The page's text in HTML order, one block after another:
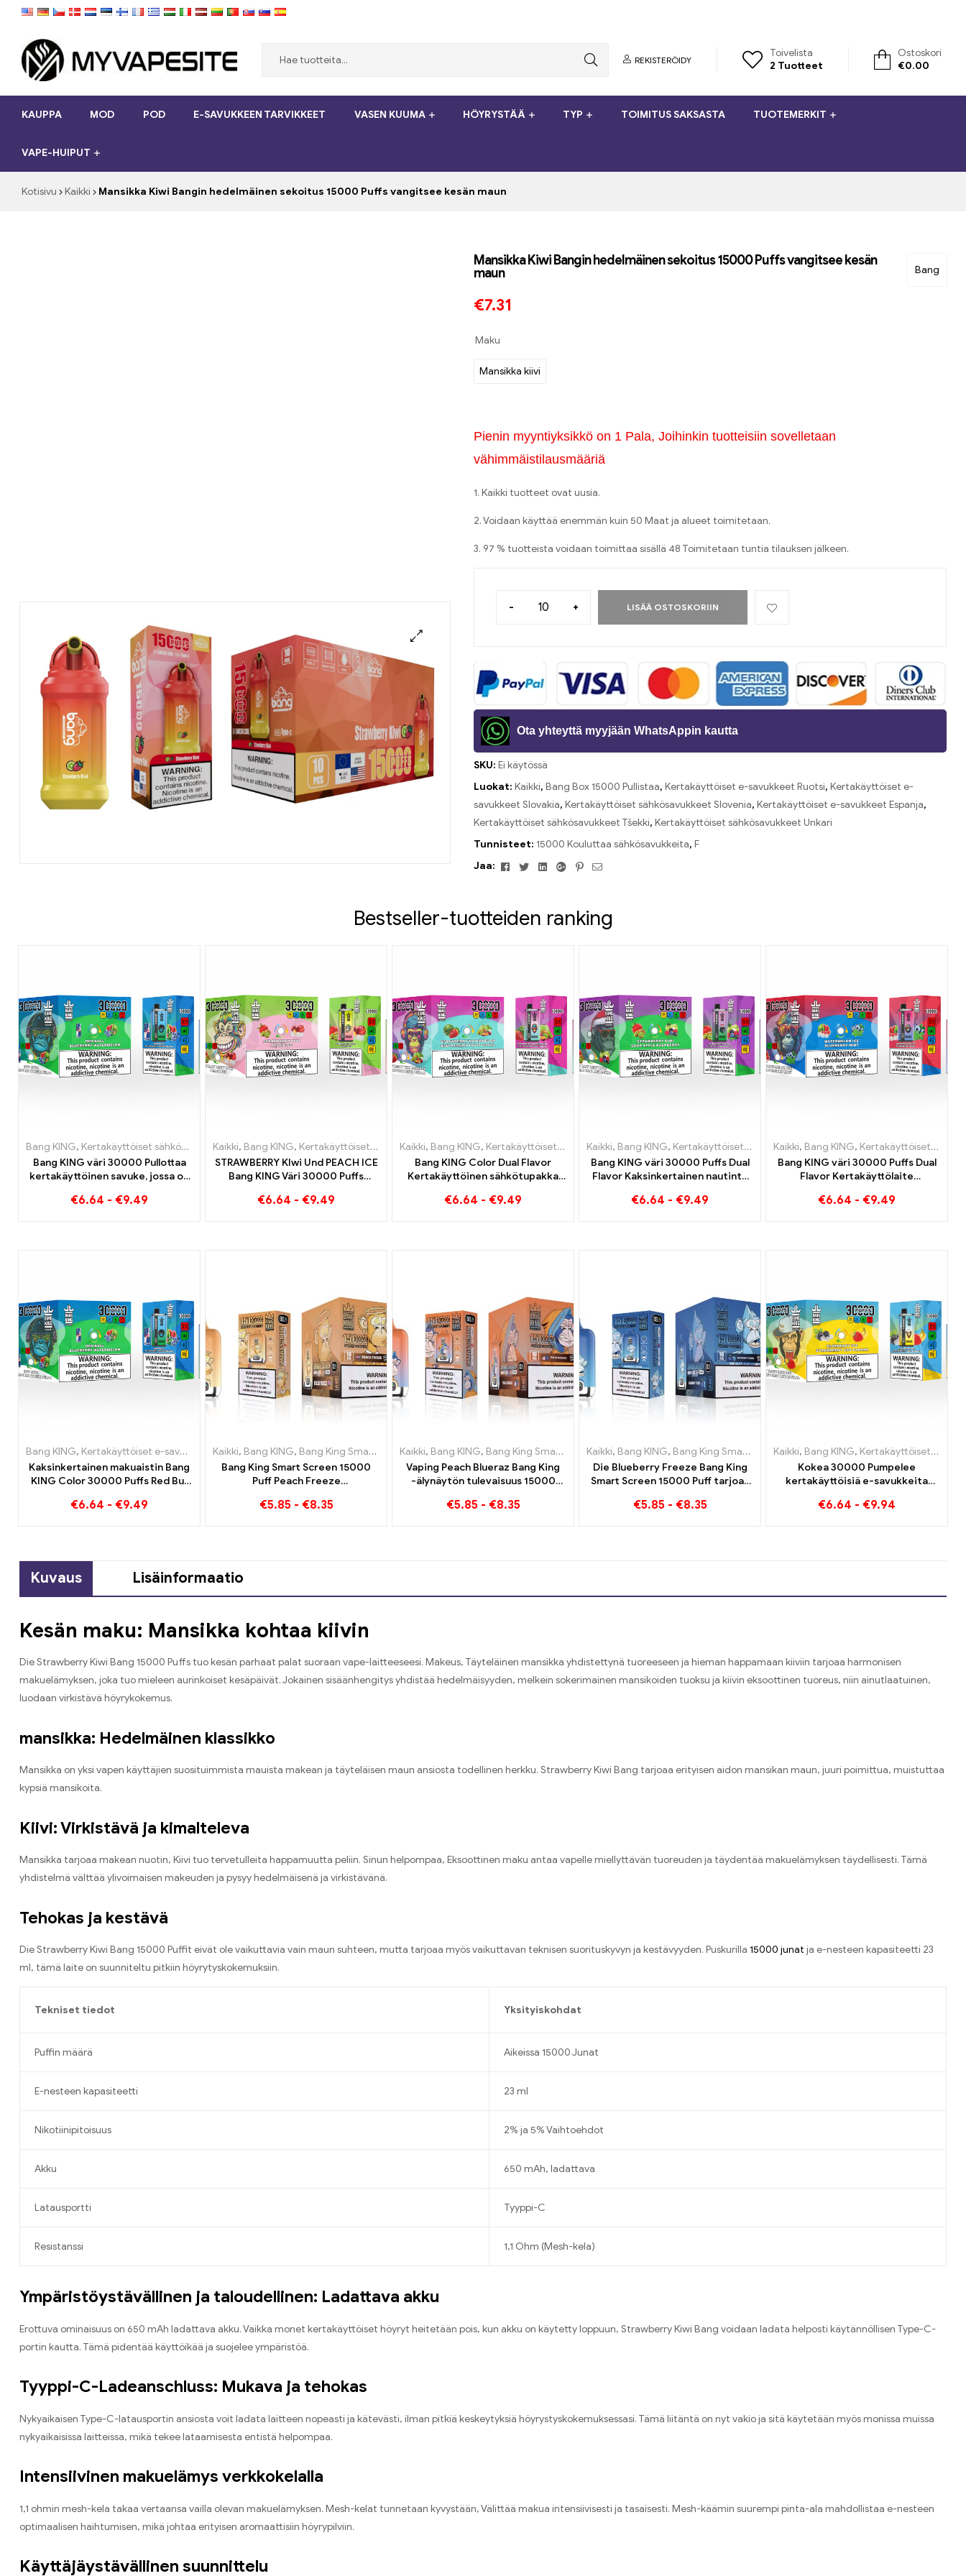
Myvapesite.de
savukkeet
halpaa
verkossa
REKISTERÖIDY
Toivelista
2 Tuotteet
Ostoskori
€0.00
KAUPPA MOD POD E-SAVUKKEEN TARVIKKEET VASEN KUUMA HÖYRYSTÄÄ TYP TOIMITUS SAKSASTA TUOTEMERKIT
VAPE-HUIPUT
Kotisivu Kaikki Mansikka Kiwi Bangin hedelmäinen sekoitus 15000 Puffs vangitsee kesän maun
Bang
Mansikka Kiwi Bangin hedelmäinen sekoitus 15000 Puffs vangitsee kesän
maun
€7.31
Maku
Mansikka kiivi
Pienin myyntiyksikkö on 1 Pala, Joihinkin tuotteisiin sovelletaan
vähimmäistilausmääriä
1. Kaikki tuotteet ovat uusia.
2. Voidaan käyttää enemmän kuin 50 Maat ja alueet toimitetaan.
3. 97 % tuotteista voidaan toimittaa sisällä 48 Toimitetaan tuntia tilauksen jälkeen.
- + LISÄÄ OSTOSKORIIN
Ota yhteyttä myyjään WhatsAppin kautta
SKU:Ei käytössä
Luokat:Kaikki,Bang Box 15000 Pullistaa,Kertakäyttöiset e-savukkeet Ruotsi,Kertakäyttöiset e-
savukkeet Slovakia,Kertakäyttöiset sähkösavukkeet Slovenia,Kertakäyttöiset e-savukkeet Espanja,
Kertakäyttöiset sähkösavukkeet Tšekki,Kertakäyttöiset sähkösavukkeet Unkari
Tunnisteet: 15000 Kouluttaa sähkösavukkeita,F
Jaa:
FacebookViserrysLinkedinGoogle+Pinterest
Sähköposti
Bestseller-tuotteiden ranking
Bang KING, Kertakäyttöiset sähkösavukkeet Liettua , Kertakäyttöiset sähkösavukkeet Luxemburg,Kertakäyttöiset sähkösavukkeet Alankomaat,Kertakäyttöiset e-savukkeet Itävalta,Kertakäyttöiset e-
Bang KING väri 30000 Pullottaa
kertakäyttöinen savuke, jossa on
Watermelon Bubble Gum Sweet
€6.64 - €9.49
Kaikki, Bang KING, Kertakäyttöiset sähkösavukkeet Liettua , Kertakäyttöiset sähkösavukkeet Luxemburg,Kertakäyttöiset sähkösavukkeet Alankomaat,
STRAWBERRY KIwi Und PEACH ICE
Bang KING Väri 30000 Puffs
Kaksinkertainen maku
€6.64 - €9.49
Kaikki, Bang KING, Kertakäyttöiset sähkösavukkeet Liettua , Kertakäyttöiset sähkösavukkeet Luxemburg,Kertakäyttöiset
Bang KING Color Dual Flavor
Kertakäyttöinen sähkötupakka
Strawberry Watermelonilla ja Kiwi
€6.64 - €9.49
Kaikki, Bang KING, Kertakäyttöiset sähkösavukkeet Liettua , Kertakäyttöiset
Bang KING väri 30000 Puffs Dual
Flavor Kaksinkertainen nautinto
omenavadelman kanssa
€6.64 - €9.49
Kaikki, Bang KING, Kertakäyttöiset sähkösavukkeet Liettua
Bang KING väri 30000 Puffs Dual
Flavor Kertakäyttölaite
vadelmaa ja persikkamango-
€6.64 - €9.49
Bang KING, Kertakäyttöiset e-savukkeet ,Kertakäyttöiset sähkösavukkeet Liettua ,Kertakäyttöiset sähkösavukkeet Luxemburg,Kertakäyttöiset sähkösavukkeet Alankomaat,Kertakäyttöiset e-savukkeet
Kaksinkertainen makuaistin Bang
KING Color 30000 Puffs Red Bull
Pumputtaa kertakäyttöistä e-
€6.64 - €9.49
Kaikki, Bang KING, Bang King Smart Screen 15000 Pullistaa , Kertakäyttöiset sähkösavukkeet Liettua, Kertakäyttöiset sähkösavukkeet Luxemburg,Kertakäyttöiset
Bang King Smart Screen 15000
Puff Peach Freeze
€5.85 - €8.35
Kaikki, Bang KING, Bang King Smart Screen 15000 Pullistaa , Kertakäyttöiset sähkösavukkeet Liettua, Kertakäyttöiset
Vaping Peach Blueraz Bang King
-älynäytön tulevaisuus 15000
€5.85 - €8.35
Kaikki, Bang KING, Bang King Smart Screen 15000 Pullistaa , Kertakäyttöiset
Die Blueberry Freeze Bang King
Smart Screen 15000 Puff tarjoaa
€5.85 - €8.35
Kaikki, Bang KING, Kertakäyttöiset sähkösavukkeet Liettua
Kokea 30000 Pumpelee
kertakäyttöisiä e-savukkeita
kohtaa mansikkabanaanin Bang
€6.64 - €9.94
Kuvaus Lisäinformaatio
Kesän maku: Mansikka kohtaa kiivin
Die Strawberry Kiwi Bang 15000 Puffs tuo kesän parhaat palat suoraan vape-laitteeseesi. Makeus, Täyteläinen mansikka yhdistettynä tuoreeseen ja hieman happamaan kiiviin tarjoaa harmonisen
makuelämyksen, joka tuo mieleen aurinkoiset kesäpäivät.Jokainen sisäänhengitys yhdistää hedelmäisyyden, melkein sokerimainen mansikoiden tuoksu ja kiivin eksoottinen tuoreus, niin ainutlaatuinen,
luodaan virkistävä höyrykokemus.
mansikka: Hedelmäinen klassikko
Mansikka on yksi vapen käyttäjien suosituimmista mauista makean ja täyteläisen maun ansiosta todellinen herkku. Strawberry Kiwi Bang tarjoaa erityisen aidon mansikan maun, juuri poimittua, muistuttaa
kypsiä mansikoita.
Kiivi:Virkistävä ja kimalteleva
Mansikka tarjoaa makean nuotin, Kiivi tuo tervetulleita happamuutta peliin. Sinun helpompaa, Eksoottinen maku antaa vapelle miellyttävän tuoreuden ja täydentää makuelämyksen täydellisesti. Tämä
yhdistelmä välttää ylivoimaisen makeuden ja pysyy hedelmäisenä ja virkistävänä.
Tehokas ja kestävä
Die Strawberry Kiwi Bang 15000 Puffit eivät ole vaikuttavia vain maun suhteen, mutta tarjoaa myös vaikuttavan teknisen suorituskyvyn ja kestävyyden. Puskurilla 15000 junat ja e-nesteen kapasiteetti 23
ml, tämä laite on suunniteltu pitkiin höyrytyskokemuksiin.
Tekniset tiedot Yksityiskohdat
Puffin määrä Aikeissa 15000 Junat
E-nesteen kapasiteetti 23 ml
Nikotiinipitoisuus 2% ja 5% Vaihtoehdot
Akku 650 mAh, ladattava
Latausportti Tyyppi-C
Resistanssi 1,1 Ohm (Mesh-kela)
Ympäristöystävällinen ja taloudellinen: Ladattava akku
Erottuva ominaisuus on 650 mAh ladattava akku.Vaikka monet kertakäyttöiset höyryt heitetään pois, kun akku on käytetty loppuun, Strawberry Kiwi Bang voidaan ladata helposti käytännöllisen Type-C-
portin kautta. Tämä pidentää käyttöikää ja suojelee ympäristöä.
Tyyppi-C-Ladeanschluss: Mukava ja tehokas
Nykyaikaisen Type-C-latausportin ansiosta voit ladata laitteen nopeasti ja kätevästi, ilman pitkiä keskeytyksiä höyrystyskokemuksessasi. Tämä liitäntä on nyt vakio ja sitä käytetään myös monissa muissa
nykyaikaisissa laitteissa, mikä tekee lataamisesta entistä helpompaa.
Intensiivinen makuelämys verkkokelalla
1,1 ohmin mesh-kela takaa vertaansa vailla olevan makuelämyksen. Mesh-kelat tunnetaan kyvystään,Välittää makua intensiivisesti ja tasaisesti. Mesh-käämin suurempi pinta-ala mahdollistaa e-nesteen
optimaalisen haihtumisen, mikä johtaa erityisen aromaattisiin höyrypilviin.
Käyttäjäystävällinen suunnittelu